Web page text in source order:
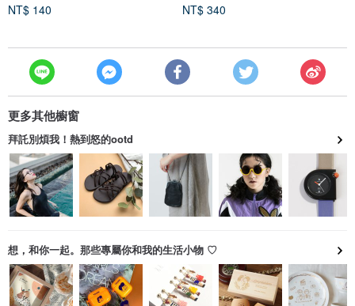
NT$ 140
NT$ 340
更多其他櫥窗
拜託別煩我！熱到怒的ootd
想，和你一起。那些專屬你和我的生活小物 ♡